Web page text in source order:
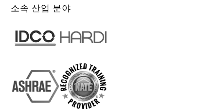
소속 산업 분야